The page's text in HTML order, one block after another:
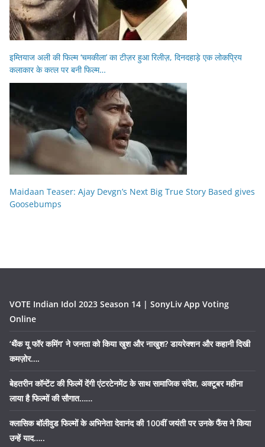
इम्तियाज अली की फिल्म ‘चमकीला’ का टीज़र हुआ रिलीज़, दिनदहाड़े एक लोकप्रिय
कलाकार के कत्ल पर बनी फिल्म…
Maidaan Teaser: Ajay Devgn’s Next Big True Story Based gives
Goosebumps
VOTE Indian Idol 2023 Season 14 | SonyLiv App Voting
Online
‘थैंक यू फॉर कमिंग’ ने जनता को किया खुश और नाखुश? डायरेक्शन और कहानी दिखी
कमज़ोर….
बेहतरीन कॉन्टेंट की फिल्में देंगी एंटरटेनमेंट के साथ सामाजिक संदेश, अक्टूबर महीना
लाया है फिल्मों की सौगात……
क्लासिक बॉलीवुड फिल्मों के अभिनेता देवानंद की 100वीं जयंती पर उनके फैंस ने किया
उन्हें याद…..